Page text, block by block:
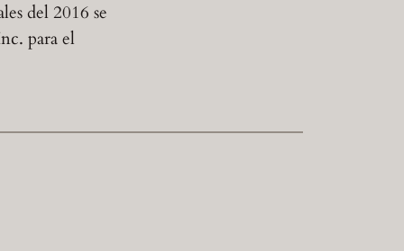
del 2016 se
para el